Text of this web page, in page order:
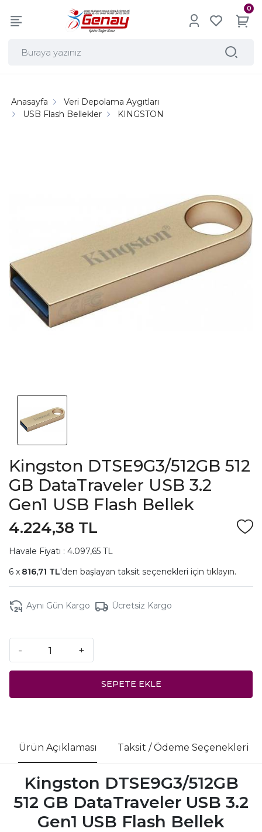
0
Anasayfa
Veri Depolama Aygıtları
USB Flash Bellekler
KINGSTON
Kingston DTSE9G3/512GB 512
GB DataTraveler USB 3.2
Gen1 USB Flash Bellek
4.224,38 TL
Havale Fiyatı : 4.097,65 TL
816,71 TL'den başlayan taksit seçenekleri için tıklayın.
Aynı Gün Kargo Ücretsiz Kargo
- +
SEPETE EKLE
Ürün Açıklaması Taksit / Ödeme Seçenekleri
Kingston DTSE9G3/512GB
512 GB DataTraveler USB 3.2
Gen1 USB Flash Bellek